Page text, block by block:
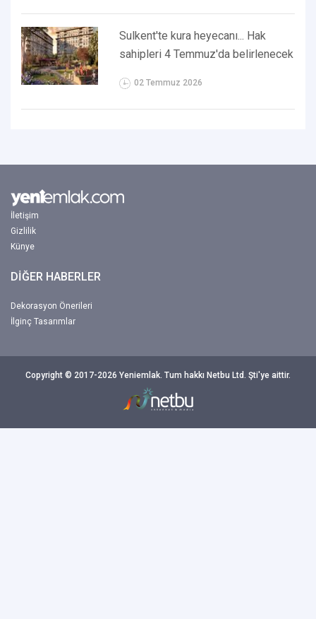
Sulkent'te kura heyecanı... Hak
sahipleri 4 Temmuz'da belirlenecek
02 Temmuz 2026
İletişim
Gizlilik
Künye
DİĞER HABERLER
Dekorasyon Önerileri
İlginç Tasarımlar
Copyright © 2017-2026 Yeniemlak. Tum hakkı Netbu Ltd. Şti'ye aittir.